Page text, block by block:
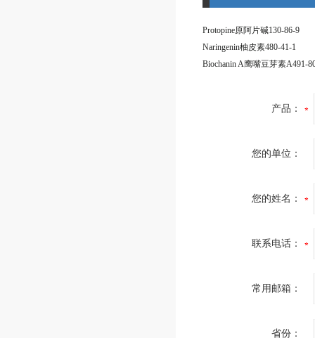
Protopine原阿片碱130-86-9
Naringenin柚皮素480-41-1
Biochanin A鹰嘴豆芽素A491-
产品：
您的单位：
您的姓名：
联系电话：
常用邮箱：
省份：